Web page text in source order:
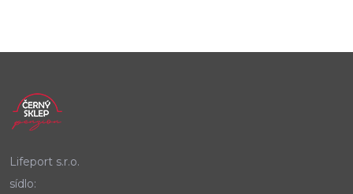
Lifeport s.r.o.
sídlo: